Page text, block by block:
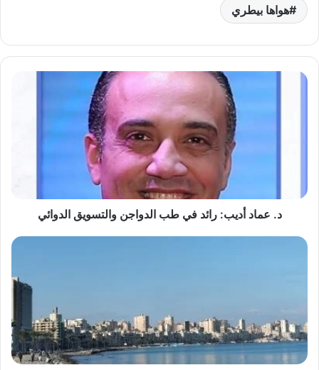
هواها بيطري
د.
الدوائي
د. عماد أديب: رائد في طب الدواجن والتسويق الدوائي
الأرصاد
شبورة
مائية
وفرص